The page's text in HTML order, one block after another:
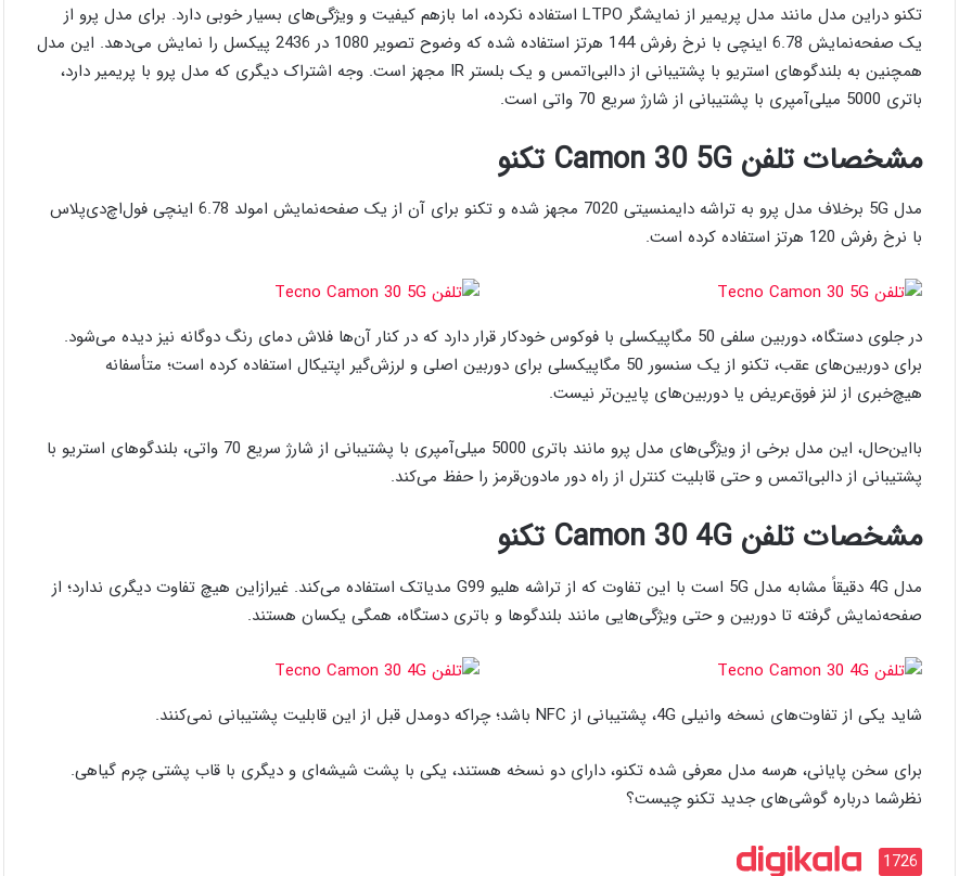
تکنو دراین مدل مانند مدل پریمیر از نمایشگر LTPO استفاده نکرده، اما بازهم کیفیت و ویژگی‌های بسیار خوبی دارد. برای مدل پرو از
یک صفحه‌نمایش 6.78 اینچی با نرخ رفرش 144 هرتز استفاده شده که وضوح تصویر 1080 در 2436 پیکسل را نمایش می‌دهد. این مدل
همچنین به بلندگوهای استریو با پشتیبانی از دالبی‌اتمس و یک بلستر IR مجهز است. وجه اشتراک دیگری که مدل پرو با پریمیر دارد،
باتری 5000 میلی‌آمپری با پشتیبانی از شارژ سریع 70 واتی است.
مشخصات تلفن Camon 30 5G تکنو
مدل 5G برخلاف مدل پرو به تراشه دایمنسیتی 7020 مجهز شده و تکنو برای آن از یک صفحه‌نمایش امولد 6.78 اینچی فول‌اچ‌دی‌پلاس
با نرخ رفرش 120 هرتز استفاده کرده است.
در جلوی دستگاه، دوربین سلفی 50 مگاپیکسلی با فوکوس خودکار قرار دارد که در کنار آن‌ها فلاش دمای رنگ دوگانه نیز دیده می‌شود.
برای دوربین‌های عقب، تکنو از یک سنسور 50 مگاپیکسلی برای دوربین اصلی و لرزش‌گیر اپتیکال استفاده کرده است؛ متأسفانه
هیچ‌خبری از لنز فوق‌عریض یا دوربین‌های پایین‌تر نیست.
بااین‌حال، این مدل برخی از ویژگی‌های مدل پرو مانند باتری 5000 میلی‌آمپری با پشتیبانی از شارژ سریع 70 واتی، بلندگوهای استریو با
پشتیبانی از دالبی‌اتمس و حتی قابلیت کنترل از راه دور مادون‌قرمز را حفظ می‌کند.
مشخصات تلفن Camon 30 4G تکنو
مدل 4G دقیقاً مشابه مدل 5G است با این تفاوت که از تراشه هلیو G99 مدیاتک استفاده می‌کند. غیرازاین هیچ تفاوت دیگری ندارد؛ از
صفحه‌نمایش گرفته تا دوربین و حتی ویژگی‌هایی مانند بلندگوها و باتری دستگاه، همگی یکسان هستند.
شاید یکی از تفاوت‌های نسخه وانیلی 4G، پشتیبانی از NFC باشد؛ چراکه دومدل قبل از این قابلیت پشتیبانی نمی‌کنند.
برای سخن پایانی، هرسه مدل معرفی شده تکنو، دارای دو نسخه هستند، یکی با پشت شیشه‌ای و دیگری با قاب پشتی چرم گیاهی.
نظرشما درباره گوشی‌های جدید تکنو چیست؟
1726